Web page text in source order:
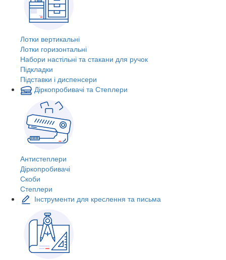
Лотки вертикальні
Лотки горизонтальні
Набори настільні та стакани для ручок
Підкладки
Підставки і диспенсери
Діркопробивачі та Степлери
Антистеплери
Діркопробивачі
Скоби
Степлери
Інструменти для креслення та письма